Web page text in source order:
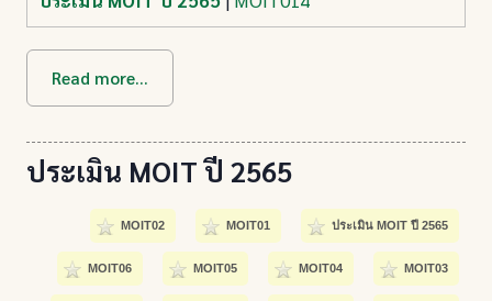
Read more...
ประเมิน MOIT ปี 2565
ประเมิน MOIT ปี 2565
MOIT01
MOIT02
MOIT03
MOIT04
MOIT05
MOIT06